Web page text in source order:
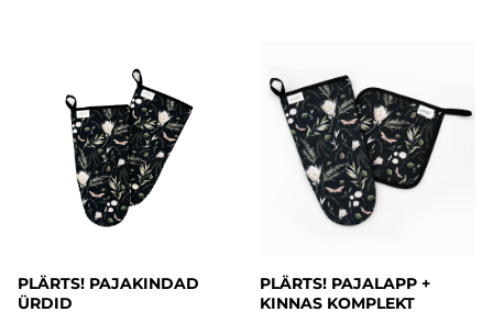
PLÄRTS! PAJAKINDAD
ÜRDID
PLÄRTS! PAJALAPP +
KINNAS KOMPLEKT